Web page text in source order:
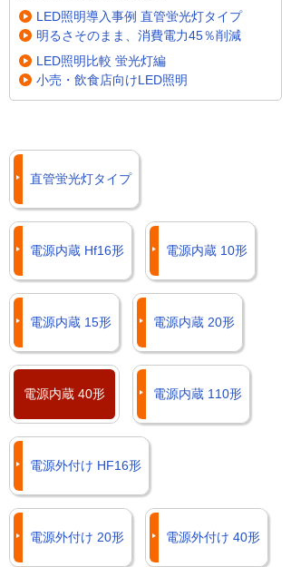
LED照明導入事例 直管蛍光灯タイプ
明るさそのまま、消費電力45％削減
LED照明比較 蛍光灯編
小売・飲食店向けLED照明
直管蛍光灯タイプ
電源内蔵 Hf16形 電源内蔵 10形
電源内蔵 15形 電源内蔵 20形
電源内蔵 40形 電源内蔵 110形
電源外付け HF16形
電源外付け 20形 電源外付け 40形